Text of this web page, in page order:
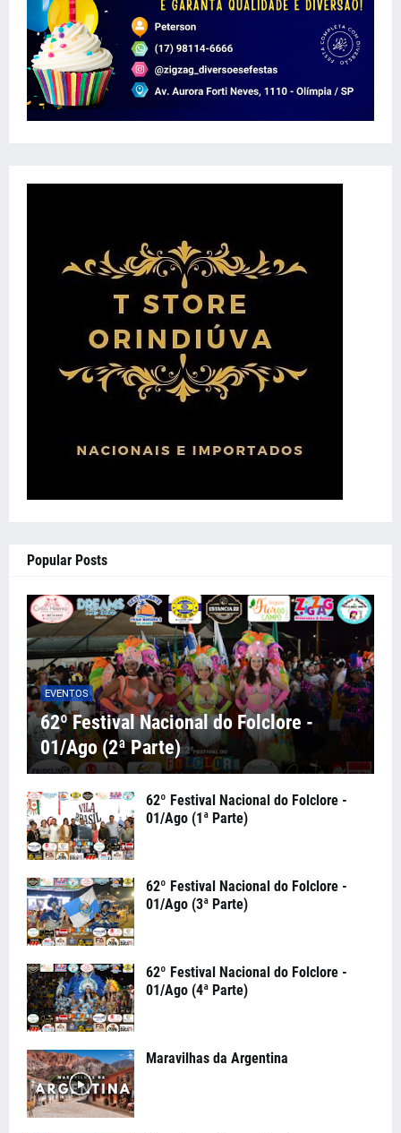
Popular Posts
EVENTOS
62º Festival Nacional do Folclore -
01/Ago (2ª Parte)
62º Festival Nacional do Folclore -
01/Ago (1ª Parte)
62º Festival Nacional do Folclore -
01/Ago (3ª Parte)
62º Festival Nacional do Folclore -
01/Ago (4ª Parte)
Maravilhas da Argentina